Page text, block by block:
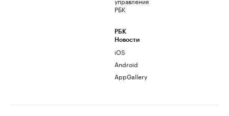
РБК
РБК
Новости
iOS
Android
AppGallery